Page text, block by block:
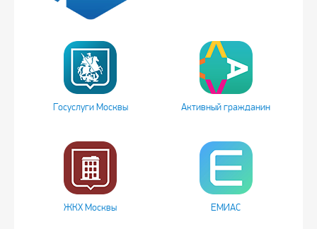
Госуслуги Москвы Активный гражданин
ЖКХ Москвы ЕМИАС